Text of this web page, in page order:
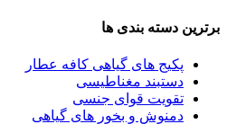
برترین‌ دسته بندی ها
پکیج های گیاهی کافه عطار
دستبند مغناطیسی
تقویت قوای جنسی
دمنوش و بخور های گیاهی